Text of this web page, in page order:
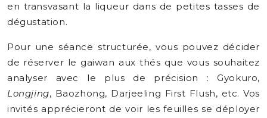
en transvasant la liqueur dans de petites tasses de
dégustation.
Pour une séance structurée, vous pouvez décider
de réserver le gaiwan aux thés que vous souhaitez
analyser avec le plus de précision : Gyokuro,
Longjing, Baozhong, Darjeeling First Flush, etc. Vos
invités apprécieront de voir les feuilles se déployer